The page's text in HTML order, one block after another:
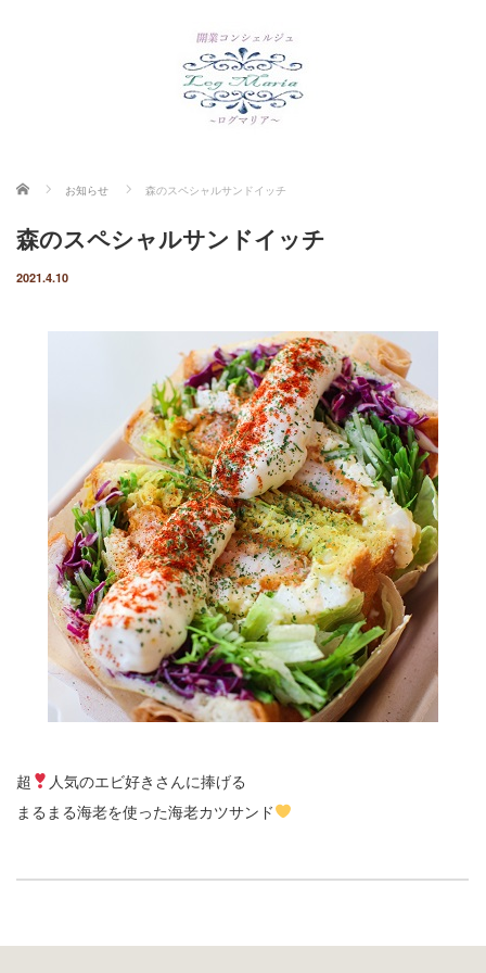
ホーム お知らせ 森のスペシャルサンドイッチ
森のスペシャルサンドイッチ
2021.4.10
超
人気のエビ好きさんに捧げる
まるまる海老を使った海老カツサンド